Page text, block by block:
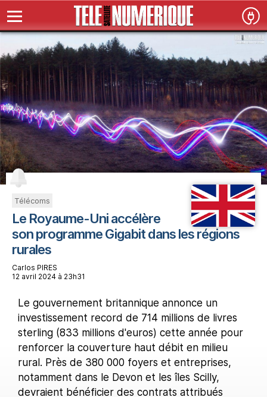
Télécoms
Le Royaume-Uni accélère
son programme Gigabit dans les régions
rurales
Carlos PIRES
12 avril 2024 à 23h31
Le gouvernement britannique annonce un
investissement record de 714 millions de livres
sterling (833 millions d'euros) cette année pour
renforcer la couverture haut débit en milieu
rural. Près de 380 000 foyers et entreprises,
notamment dans le Devon et les îles Scilly,
devraient bénéficier des contrats attribués